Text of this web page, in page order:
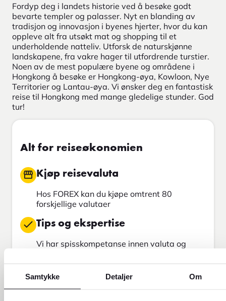
Samtykke Detaljer Om
Fordyp deg i landets historie ved å besøke godt
bevarte templer og palasser. Nyt en blanding av
tradisjon og innovasjon i byenes hjerter, hvor du kan
oppleve alt fra utsøkt mat og shopping til et
underholdende natteliv. Utforsk de naturskjønne
landskapene, fra vakre hager til utfordrende turstier.
Noen av de mest populære byene og områdene i
Hongkong å besøke er Hongkong-øya, Kowloon, Nye
Territorier og Lantau-øya. Vi ønsker deg en fantastisk
reise til Hongkong med mange gledelige stunder. God
tur!
Alt for reiseøkonomien
Kjøp reisevaluta
Hos FOREX kan du kjøpe omtrent 80
forskjellige valutaer
Tips og ekspertise
Vi har spisskompetanse innen valuta og
Utforsk reisemålet ditt